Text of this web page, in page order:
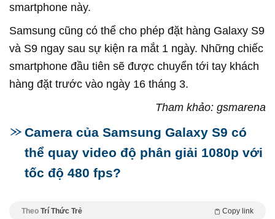
smartphone này.
Samsung cũng có thể cho phép đặt hàng Galaxy S9
và S9 ngay sau sự kiện ra mắt 1 ngày. Những chiếc
smartphone đầu tiên sẽ được chuyển tới tay khách
hàng đặt trước vào ngày 16 tháng 3.
Tham khảo: gsmarena
Camera của Samsung Galaxy S9 có
thể quay video độ phân giải 1080p với
tốc độ 480 fps?
Theo Trí Thức Trẻ Copy link